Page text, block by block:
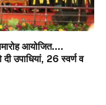
आयोजित….
दी उपाधियां, 26 स्वर्ण व